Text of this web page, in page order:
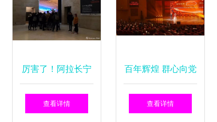
厉害了！阿拉长宁
这位青年馆员的画
查看详情
百年辉煌 群心向党
一场满载祝福的市
查看详情